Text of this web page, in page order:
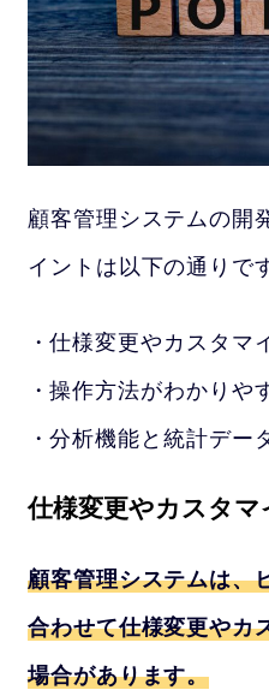
顧客管理システムの開
イントは以下の通りで
仕様変更やカスタマ
操作方法がわかりや
分析機能と統計デー
仕様変更やカスタ
顧客管理システムは、
合わせて仕様変更やカ
場合があります。